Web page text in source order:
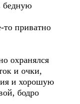
бедную
приватно
охранялся
и очки,
и хорошую
бодро